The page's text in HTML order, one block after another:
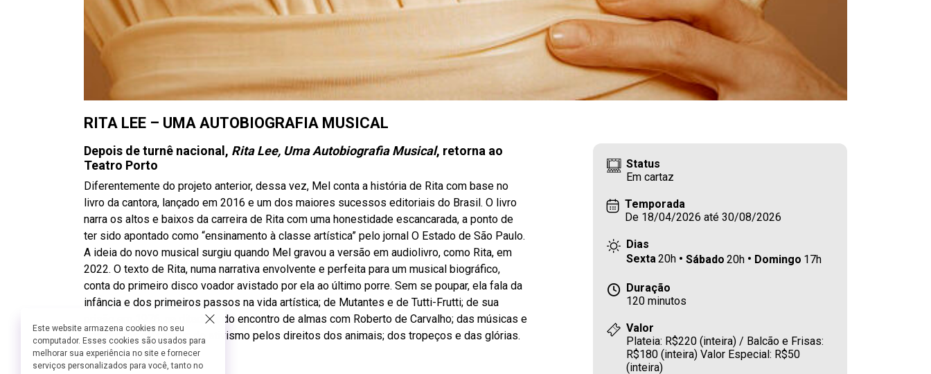
RITA LEE – UMA AUTOBIOGRAFIA MUSICAL
Depois de turnê nacional, Rita Lee, Uma Autobiografia Musical, retorna ao
Teatro Porto
Diferentemente do projeto anterior, dessa vez, Mel conta a história de Rita com base no
livro da cantora, lançado em 2016 e um dos maiores sucessos editoriais do Brasil. O livro
narra os altos e baixos da carreira de Rita com uma honestidade escancarada, a ponto de
ter sido apontado como “ensinamento à classe artística” pelo jornal O Estado de São Paulo.
A ideia do novo musical surgiu quando Mel gravou a versão em audiolivro, como Rita, em
2022. O texto de Rita, numa narrativa envolvente e perfeita para um musical biográfico,
conta do primeiro disco voador avistado por ela ao último porre. Sem se poupar, ela fala da
infância e dos primeiros passos na vida artística; de Mutantes e de Tutti-Frutti; de sua
prisão em 1976, na ditadura; do encontro de almas com Roberto de Carvalho; das músicas e
dos discos clássicos; do ativismo pelos direitos dos animais; dos tropeços e das glórias.
Ficha Técnica:
Status
Em cartaz
Temporada
De 18/04/2026 até 30/08/2026
Dias
Sexta20h Sábado 20h Domingo 17h
Duração
120 minutos
Valor
Plateia: R$220 (inteira) / Balcão e Frisas:
R$180 (inteira) Valor Especial: R$50
(inteira)
Este website armazena cookies no seu
computador. Esses cookies são usados para
melhorar sua experiência no site e fornecer
serviços personalizados para você, tanto no